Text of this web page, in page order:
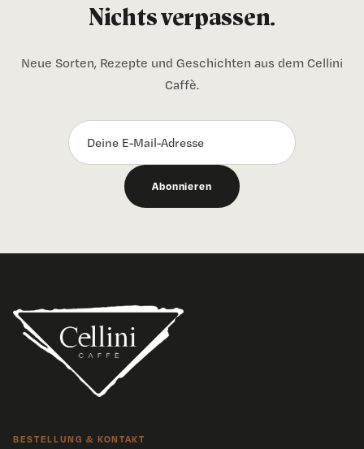
Nichts verpassen.
Neue Sorten, Rezepte und Geschichten aus dem Cellini
Caffè.
Abonnieren
BESTELLUNG & KONTAKT